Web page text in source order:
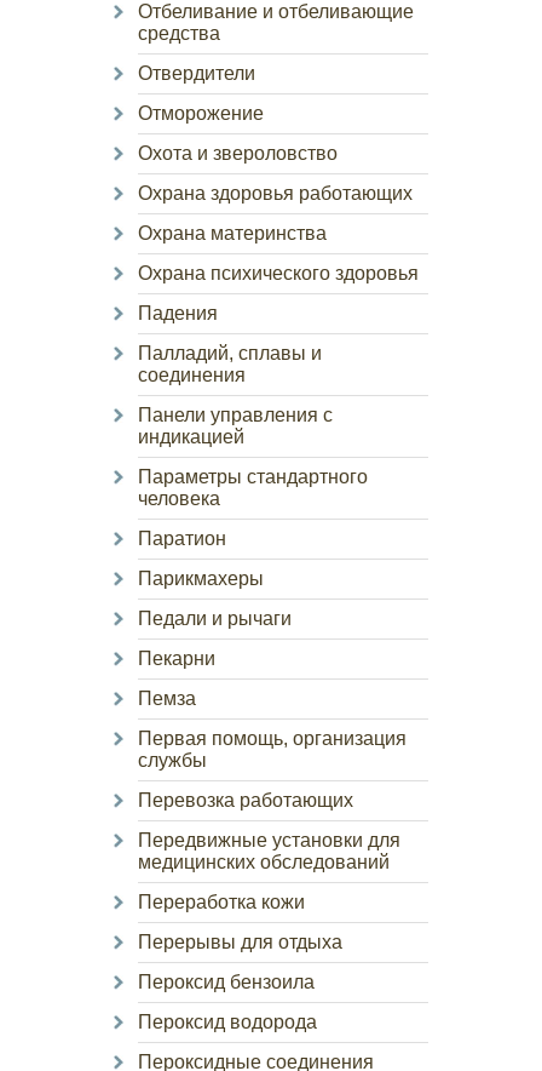
Отбеливание и отбеливающие
средства
Отвердители
Отморожение
Охота и звероловство
Охрана здоровья работающих
Охрана материнства
Охрана психического здоровья
Падения
Палладий, сплавы и
соединения
Панели управления с
индикацией
Параметры стандартного
человека
Паратион
Парикмахеры
Педали и рычаги
Пекарни
Пемза
Первая помощь, организация
службы
Перевозка работающих
Передвижные установки для
медицинских обследований
Переработка кожи
Перерывы для отдыха
Пероксид бензоила
Пероксид водорода
Пероксидные соединения